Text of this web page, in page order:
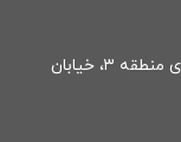
نشانی: تهران، خیابان دکتر شریعتی، جنب شهرداری منطقه ۳، خیابان